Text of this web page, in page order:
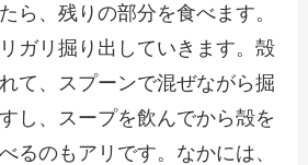
ら、残りの部分を食べます。
ガリ掘り出していきます。殻
て、スプーンで混ぜながら掘
し、スープを飲んでから殻を
るのもアリです。なかには、